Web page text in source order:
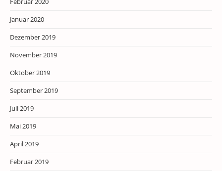
Januar 2020
Dezember 2019
November 2019
Oktober 2019
September 2019
Juli 2019
Mai 2019
April 2019
Februar 2019